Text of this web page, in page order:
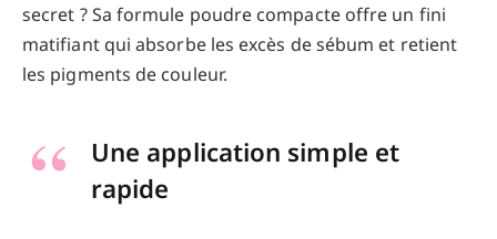
secret ? Sa formule poudre compacte offre un fini
matifiant qui absorbe les excès de sébum et retient
les pigments de couleur.
Une application simple et
rapide